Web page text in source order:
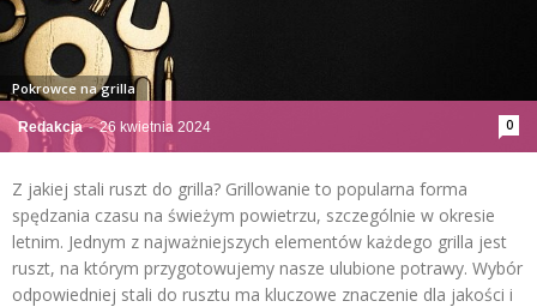
Redakcja - 26 kwietnia 2024 0
Pokrowce na grilla
Z jakiej stali ruszt do grilla? Grillowanie to popularna forma
spędzania czasu na świeżym powietrzu, szczególnie w okresie
letnim. Jednym z najważniejszych elementów każdego grilla jest
ruszt, na którym przygotowujemy nasze ulubione potrawy. Wybór
odpowiedniej stali do rusztu ma kluczowe znaczenie dla jakości i